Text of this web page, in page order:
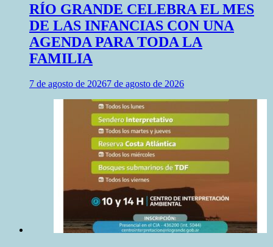
RÍO GRANDE CELEBRA EL MES
DE LAS INFANCIAS CON UNA
AGENDA PARA TODA LA
FAMILIA
7 de agosto de 20267 de agosto de 2026